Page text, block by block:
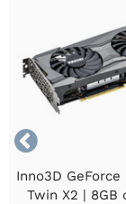

Inno3D GeForce
Twin X2 | 8GB